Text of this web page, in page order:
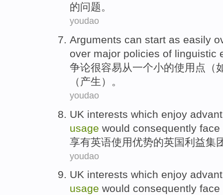
的问题。
youdao
Arguments can start as easily
over major policies of linguistic
争论很容易从一个小的使用 点 （
（产生）。
youdao
UK interests which enjoy
usage would consequently face
享有英语使用优势的英国利益集
youdao
UK interests which enjoy
usage would consequently face